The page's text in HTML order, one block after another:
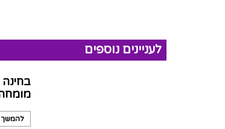
לעניינים נוספים
להמשך